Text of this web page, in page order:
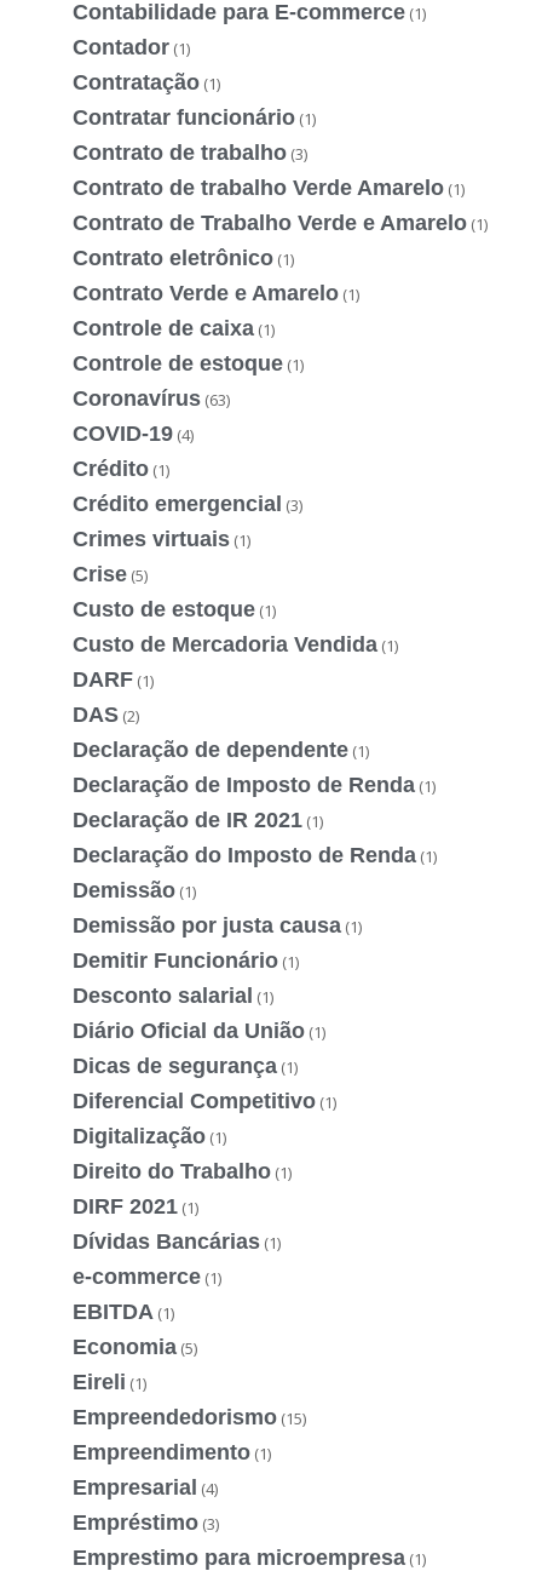
Contabilidade para E-commerce (1)
Contador (1)
Contratação (1)
Contratar funcionário (1)
Contrato de trabalho (3)
Contrato de trabalho Verde Amarelo (1)
Contrato de Trabalho Verde e Amarelo (1)
Contrato eletrônico (1)
Contrato Verde e Amarelo (1)
Controle de caixa (1)
Controle de estoque (1)
Coronavírus (63)
COVID-19 (4)
Crédito (1)
Crédito emergencial (3)
Crimes virtuais (1)
Crise (5)
Custo de estoque (1)
Custo de Mercadoria Vendida (1)
DARF (1)
DAS (2)
Declaração de dependente (1)
Declaração de Imposto de Renda (1)
Declaração de IR 2021 (1)
Declaração do Imposto de Renda (1)
Demissão (1)
Demissão por justa causa (1)
Demitir Funcionário (1)
Desconto salarial (1)
Diário Oficial da União (1)
Dicas de segurança (1)
Diferencial Competitivo (1)
Digitalização (1)
Direito do Trabalho (1)
DIRF 2021 (1)
Dívidas Bancárias (1)
e-commerce (1)
EBITDA (1)
Economia (5)
Eireli (1)
Empreendedorismo (15)
Empreendimento (1)
Empresarial (4)
Empréstimo (3)
Emprestimo para microempresa (1)